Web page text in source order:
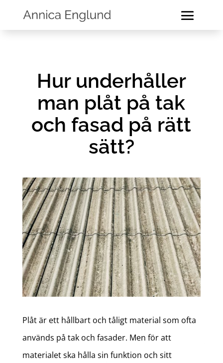
Hur underhåller
man plåt på tak
och fasad på rätt
sätt?
Plåt är ett hållbart och tåligt material som ofta
används på tak och fasader. Men för att
materialet ska hålla sin funktion och sitt